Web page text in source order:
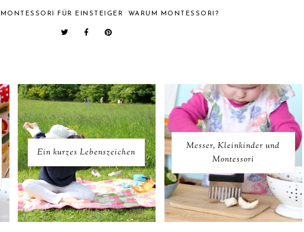
MONTESSORI FÜR EINSTEIGER WARUM MONTESSORI?
Ein kurzes Lebenszeichen
Messer, Kleinkinder und
Montessori